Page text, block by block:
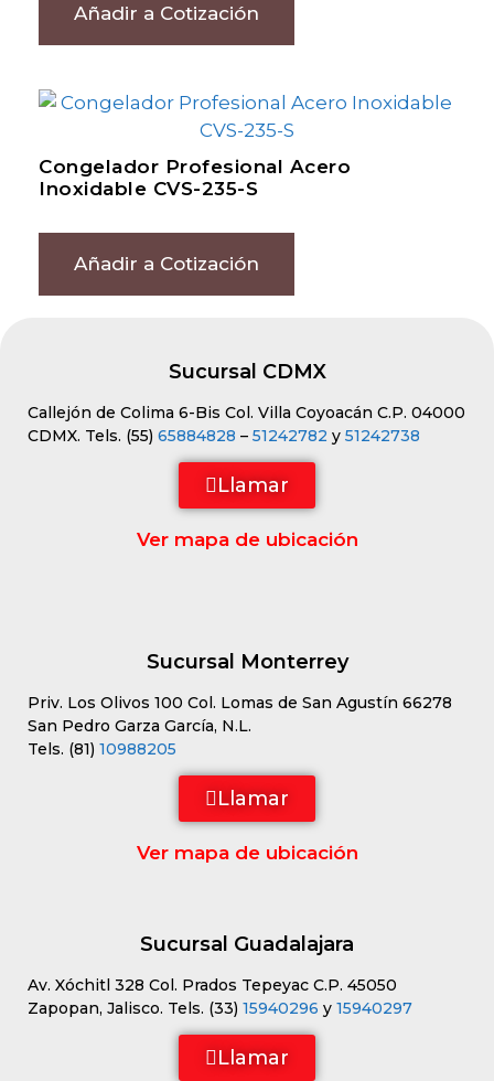
Añadir a Cotización
Congelador Profesional Acero
Inoxidable CVS-235-S
Añadir a Cotización
Sucursal CDMX
Callejón de Colima 6-Bis Col. Villa Coyoacán C.P. 04000
CDMX. Tels. (55) 65884828 – 51242782 y 51242738
Llamar
Ver mapa de ubicación
Sucursal Monterrey
Priv. Los Olivos 100 Col. Lomas de San Agustín 66278
San Pedro Garza García, N.L.
Tels. (81) 10988205
Llamar
Ver mapa de ubicación
Sucursal Guadalajara
Av. Xóchitl 328 Col. Prados Tepeyac C.P. 45050
Zapopan, Jalisco. Tels. (33) 15940296 y 15940297
Llamar